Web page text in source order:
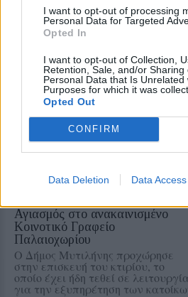
I want to opt-out of processing
Personal Data for Targeted
Opted In
I want to opt-out of Collection,
Retention, Sale, and/or Sharing
Personal Data that Is Unrelated
Purposes for which it was
Opted Out
CONFIRM
Data Deletion Data Access
γέμισαν το λιμάνι το βράδυ της
Αυγούστου
ΠΡΟΣΦΥΓΕΣ
«Ένα βιβλίο, ένα χαμόγελο» για
τα παιδιά του Κοινωνικού
Φροντιστηρίου Μυτιλήνης
Βραβεύτηκαν οι μαθητές για την
προσπάθειά τους – Ο Ματίν, παιδί
πρόσφυγας, πέρασε στη
Νοσηλευτική του Αριστοτελείου
Αγιασμός στο ανακαινισμένο
Κοινοτικό Γραφείο
Παλαιοχωρίου
Ο Δήμος Μυτιλήνης προχώρησε
στην επισκευή του κτιρίου, το
οποίο έχει ήδη τεθεί σε λειτουργία
για την εξυπηρέτηση των